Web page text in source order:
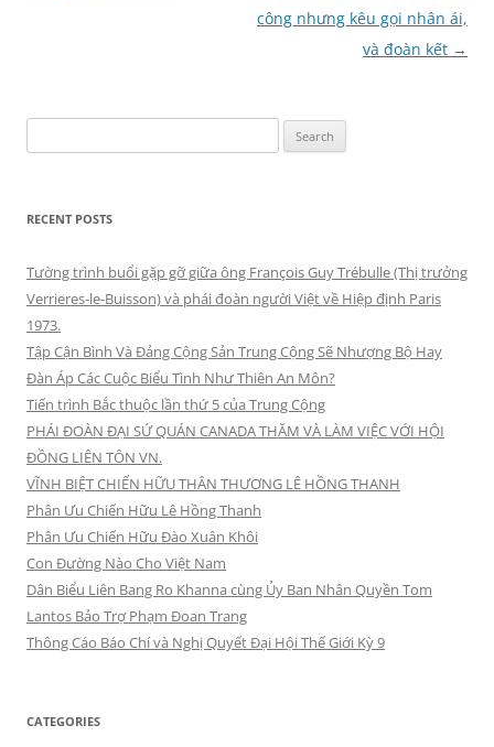
công nhưng kêu gọi nhân ái,
và đoàn kết →
for:
RECENT POSTS
Tường trình buổi gặp gỡ giữa ông François Guy Trébulle (Thị trưởng
Verrieres-le-Buisson) và phái đoàn người Việt về Hiệp định Paris
1973.
Tập Cận Bình Và Đảng Cộng Sản Trung Cộng Sẽ Nhượng Bộ Hay
Đàn Áp Các Cuộc Biểu Tình Như Thiên An Môn?
Tiến trình Bắc thuộc lần thứ 5 của Trung Cộng
PHÁI ĐOÀN ĐẠI SỨ QUÁN CANADA THĂM VÀ LÀM VIỆC VỚI HỘI
ĐỒNG LIÊN TÔN VN.
VĨNH BIỆT CHIẾN HỮU THÂN THƯƠNG LÊ HỒNG THANH
Phân Ưu Chiến Hữu Lê Hồng Thanh
Phân Ưu Chiến Hữu Đào Xuân Khôi
Con Đường Nào Cho Việt Nam
Dân Biểu Liên Bang Ro Khanna cùng Ủy Ban Nhân Quyền Tom
Lantos Bảo Trợ Phạm Đoan Trang
Thông Cáo Báo Chí và Nghị Quyết Đại Hội Thế Giới Kỳ 9
CATEGORIES